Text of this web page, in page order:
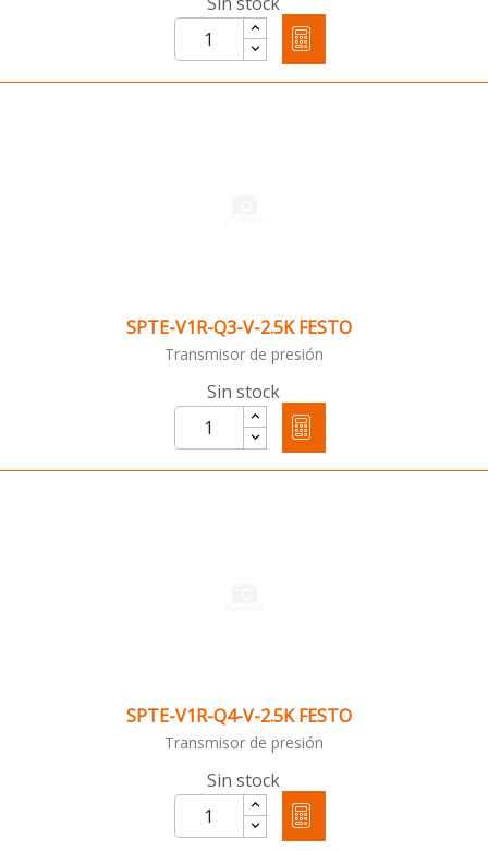
SPTE-V1R-Q3-V-2.5K FESTO
Transmisor de presión
Sin stock
SPTE-V1R-Q4-V-2.5K FESTO
Transmisor de presión
Sin stock